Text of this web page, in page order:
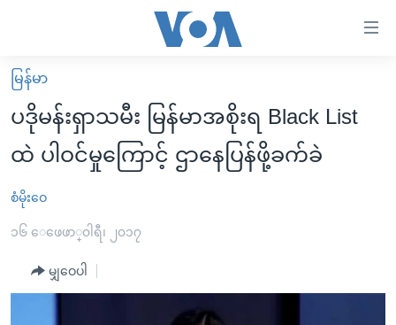
လွယ်ကူ
စေ
သည့်
များ
ပင်မ
မူလစာမျက်နှာ
မြန်မာ
ကမ္ဘာ့သတင်းများ
အစ္စရေး-ပါလက်စတိုင်း
ဗွီဒီယို
သတင်းလွတ်လပ်ခွင့်
အင်္ဂလိပ်စာလေ့လာမယ်
မြန်မာ
ပဒိုမန်းရှာသမီး မြန်မာအစိုးရ Black List
ထဲ ပါဝင်မှုကြောင့် ဌာနေပြန်ဖို့ခက်ခဲ
စံမိုးဝေ
၁၆ ေဖေဖာ္၀ါရီ၊ ၂၀၁၇
မျှဝေပါ